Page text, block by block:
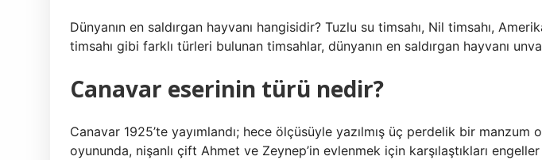
Dünyanın en saldırgan hayvanı hangisidir? Tuzlu su timsahı, Nil timsahı,
timsahı gibi farklı türleri bulunan timsahlar, dünyanın en saldırgan hayvanı
Canavar eserinin türü nedir?
Canavar 1925’te yayımlandı; hece ölçüsüyle yazılmış üç perdelik bir manzum
oyununda, nişanlı çift Ahmet ve Zeynep’in evlenmek için karşılaştıkları